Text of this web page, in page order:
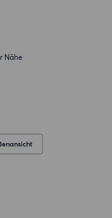
Nähe